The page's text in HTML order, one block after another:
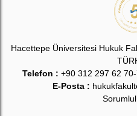
Hacettepe Üniversitesi Hukuk
Telefon : +90 312 297 62 70-
E-Posta :